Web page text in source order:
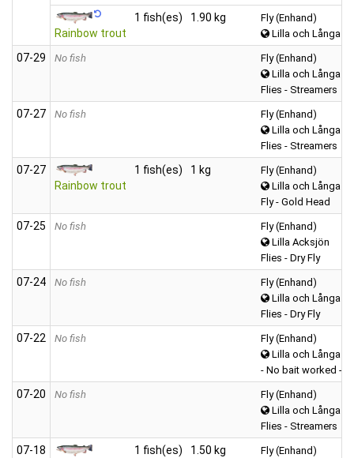
Rainbow trout
1 fish(es) 1.90 kg
Fly (Enhand)
Lilla och Långa
07‑29 No fish
Fly (Enhand)
Lilla och Långa
Flies - Streamers
07‑27 No fish
Fly (Enhand)
Lilla och Långa
Flies - Streamers
07‑27
Rainbow trout
1 fish(es) 1 kg
Fly (Enhand)
Lilla och Långa
Fly - Gold Head
07‑25 No fish
Fly (Enhand)
Lilla Acksjön
Flies - Dry Fly
07‑24 No fish
Fly (Enhand)
Lilla och Långa
Flies - Dry Fly
07‑22 No fish
Fly (Enhand)
Lilla och Långa
- No bait worked -
07‑20 No fish
Fly (Enhand)
Lilla och Långa
Flies - Streamers
07‑18
1 fish(es) 1.50 kg
Fly (Enhand)